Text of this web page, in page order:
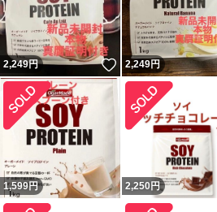
2,249円 いいね！
2,249円
1,599円 2,250 円